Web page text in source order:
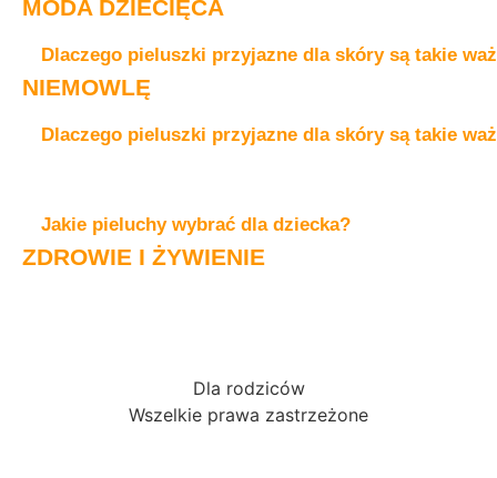
MODA DZIECIĘCA
Dlaczego pieluszki przyjazne dla skóry są takie
NIEMOWLĘ
Dlaczego pieluszki przyjazne dla skóry są takie
Jakie pieluchy wybrać dla dziecka?
ZDROWIE I ŻYWIENIE
Dla rodziców
Wszelkie prawa zastrzeżone